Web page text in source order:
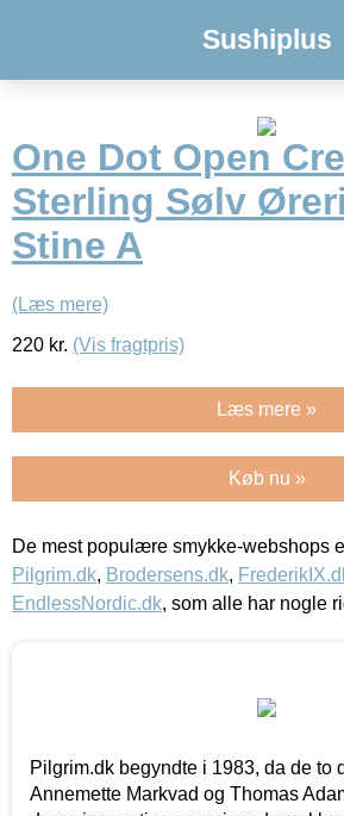
Sushiplus
One Dot Open
Sterling Sølv
Stine A
(Læs mere)
220 kr. (Vis fragtpris)
Læs mere »
Køb nu »
De mest populære smykke-webshops
Pilgrim.dk, Brodersens.dk,
EndlessNordic.dk, som alle har nogle
Pilgrim.dk begyndte i 1983, da de to
Annemette Markvad og Thomas